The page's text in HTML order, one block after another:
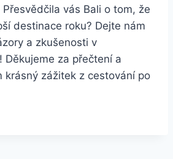
vás Bali o tom, že
destinace roku? Dejte nám
a zkušenosti v
Děkujeme za přečtení a
krásný zážitek z cestování po